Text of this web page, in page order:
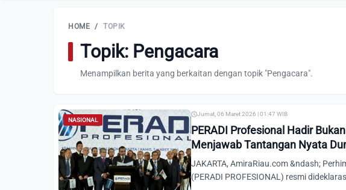
HOME / TOPIK
Topik: Pengacara
Menampilkan berita yang berkaitan dengan topik "Pengacara".
NASIONAL
Jumat, 06 Maret 2026 | 01:47 WIB
PERADI Profesional Hadir
Menjawab Tantangan Nyata
JAKARTA, AmiraRiau.com &ndash;
(PERADI PROFESIONAL) resmi